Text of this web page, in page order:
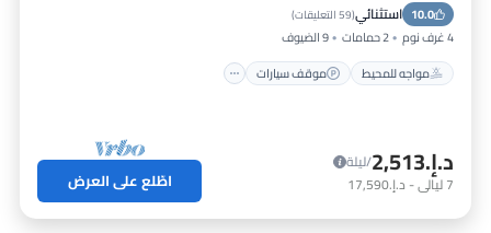
10.0 استثنائي(59 التعليقات )
4 غرف نوم 2 حمامات
9 الضيوف
مواجه للمحيط
موقف سيارات
إطلالة على المحيط
د.إ.‏2,513
/ليلة
7ليالي- د.إ.‏17,590 اطّلع على العرض